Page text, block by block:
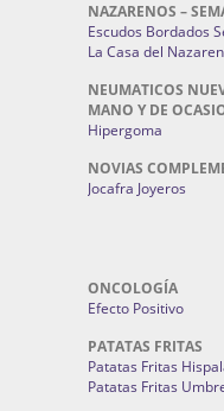
NAZARENOS –
Escudos Bordados
La Casa del
NEUMATICOS
MANO Y DE
Hipergoma
NOVIAS
Jocafra Joyeros
ONCOLOGÍA
Efecto Positivo
PATATAS FRITAS
Patatas Fritas
Patatas Fritas